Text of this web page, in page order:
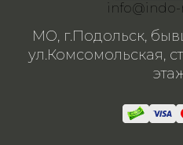
МО, г.Подольск,
ул.Комсомольская,